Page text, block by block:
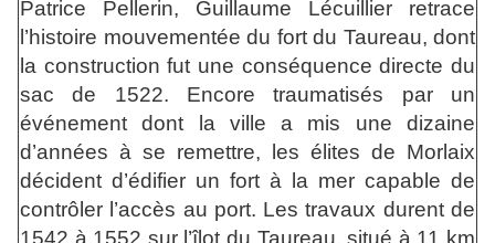
Patrice Pellerin, Guillaume Lécuillier retrace
l’histoire mouvementée du fort du Taureau, dont
la construction fut une conséquence directe du
sac de 1522. Encore traumatisés par un
événement dont la ville a mis une dizaine
d’années à se remettre, les élites de Morlaix
décident d’édifier un fort à la mer capable de
contrôler l’accès au port. Les travaux durent de
1542 à 1552 sur l’îlot du Taureau, situé à 11 km